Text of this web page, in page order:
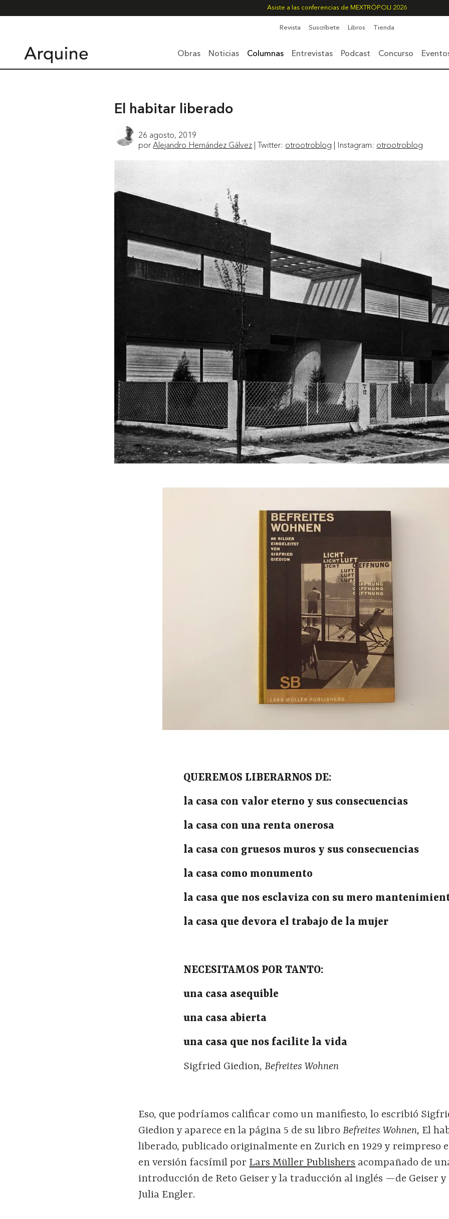
Asiste a las conferencias de MEXTRÓPOLI 2026
Revista Suscríbete Libros Tienda
Obras Noticias Columnas Entrevistas Podcast Concurso
El habitar liberado
26 agosto, 2019
porAlejandro Hernández Gálvez | Twitter: otrootroblog | Instagram: otrootroblog
QUEREMOS LIBERARNOS DE:
la casa con valor eterno y sus consecuencias
la casa con una renta onerosa
la casa con gruesos muros y sus consecuencias
la casa como monumento
la casa que nos esclaviza con su mero
la casa que devora el trabajo de la mujer
NECESITAMOS POR TANTO:
una casa asequible
una casa abierta
una casa que nos facilite la vida
Sigfried Giedion,Befreites Wohnen
Eso, que podríamos calificar como un manifiesto, lo escribió
Giedion y aparece en la página 5 de su libroBefreites Wohnen, El
liberado, publicado originalmente en Zurich en 1929 y reimpreso
en versión facsímil por Lars Müller Publishers acompañado de
introducción de Reto Geiser y la traducción al inglés —de Geiser y
Julia Engler.